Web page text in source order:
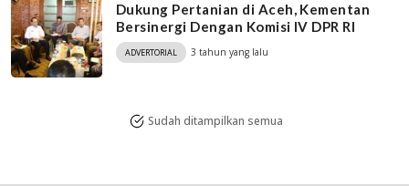
Dukung Pertanian di Aceh, Kementan
Bersinergi Dengan Komisi IV DPR RI
ADVERTORIAL 3 tahun yang lalu
Sudah ditampilkan semua